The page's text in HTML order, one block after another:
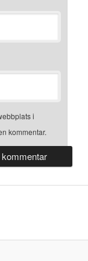
i
kommentar.